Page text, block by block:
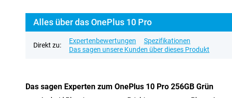
Alles über das OnePlus 10 Pro
Direkt zu:
Expertenbewertungen
Spezifikationen
Das sagen unsere Kunden über dieses Produkt
Das sagen Experten zum OnePlus 10 Pro 256GB Grün